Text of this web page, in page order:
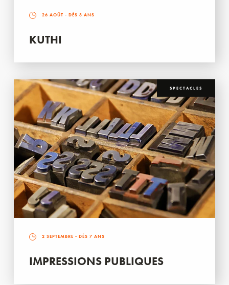
26 AOÛT - DÈS 3 ANS
KUTHI
SPECTACLES
2 SEPTEMBRE - DÈS 7 ANS
IMPRESSIONS PUBLIQUES